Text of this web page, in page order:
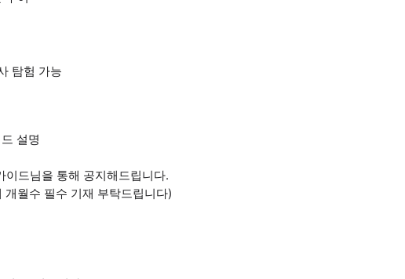
탐험 가능
설명
드님을 통해 공지해드립니다.
월수 필수 기재 부탁드립니다)